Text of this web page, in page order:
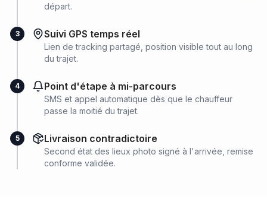
départ.
3 Suivi GPS temps réel
Lien de tracking partagé, position visible tout au long
du trajet.
4 Point d'étape à mi-parcours
SMS et appel automatique dès que le chauffeur
passe la moitié du trajet.
5 Livraison contradictoire
Second état des lieux photo signé à l'arrivée, remise
conforme validée.